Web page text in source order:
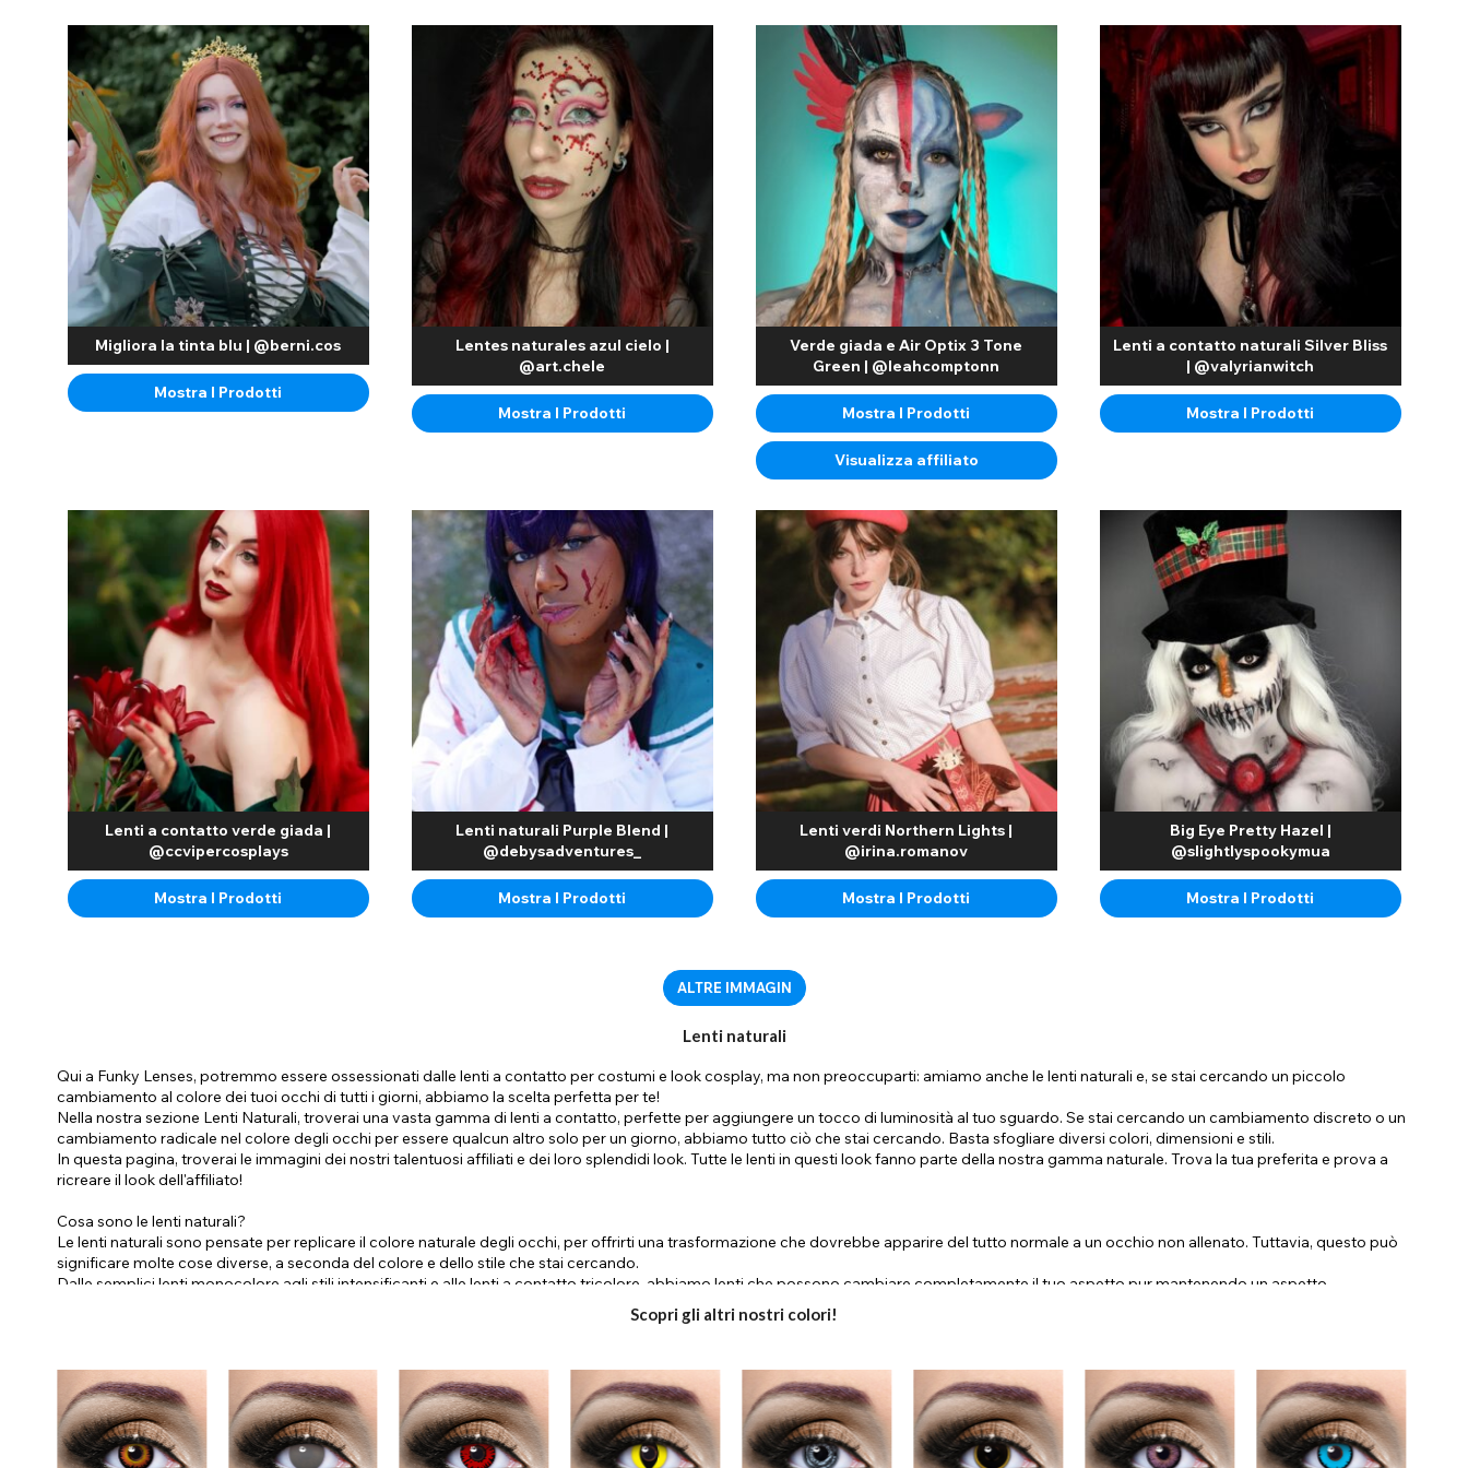
Migliora la tinta blu | @berni.cos
Mostra I Prodotti
Lentes naturales azul cielo |
@art.chele
Mostra I Prodotti
Verde giada e Air Optix 3 Tone
Green | @leahcomptonn
Mostra I Prodotti
Visualizza affiliato
Lenti a contatto naturali Silver Bliss
| @valyrianwitch
Mostra I Prodotti
Lenti a contatto verde giada |
@ccvipercosplays
Mostra I Prodotti
Lenti naturali Purple Blend |
@debysadventures_
Mostra I Prodotti
Lenti verdi Northern Lights |
@irina.romanov
Mostra I Prodotti
Big Eye Pretty Hazel |
@slightlyspookymua
Mostra I Prodotti
ALTRE IMMAGIN
Lenti naturali
Qui a Funky Lenses, potremmo essere ossessionati dalle lenti a contatto per costumi e look cosplay, ma non preoccuparti: amiamo anche le lenti naturali e, se stai cercando un piccolo
cambiamento al colore dei tuoi occhi di tutti i giorni, abbiamo la scelta perfetta per te!
Nella nostra sezione Lenti Naturali, troverai una vasta gamma di lenti a contatto, perfette per aggiungere un tocco di luminosità al tuo sguardo. Se stai cercando un cambiamento discreto o un
cambiamento radicale nel colore degli occhi per essere qualcun altro solo per un giorno, abbiamo tutto ciò che stai cercando. Basta sfogliare diversi colori, dimensioni e stili.
In questa pagina, troverai le immagini dei nostri talentuosi affiliati e dei loro splendidi look. Tutte le lenti in questi look fanno parte della nostra gamma naturale. Trova la tua preferita e prova a
ricreare il look dell'affiliato!
Cosa sono le lenti naturali?
Le lenti naturali sono pensate per replicare il colore naturale degli occhi, per offrirti una trasformazione che dovrebbe apparire del tutto normale a un occhio non allenato. Tuttavia, questo può
significare molte cose diverse, a seconda del colore e dello stile che stai cercando.
Dalle semplici lenti monocolore agli stili intensificanti e alle lenti a contatto tricolore, abbiamo lenti che possono cambiare completamente il tuo aspetto pur mantenendo un aspetto
Anche se hai gli occhi scuri, abbiamo le lenti che fanno per te! Dai un'occhiata alla nostra sezione Lenti per Occhi Scuri, ricca di lenti ad alta coprenza appositamente selezionate. Non c'è motivo
più scuri!
Le nostre lenti naturali:
Lenti marroni
Lenti verdi
Scopri gli altri nostri colori!